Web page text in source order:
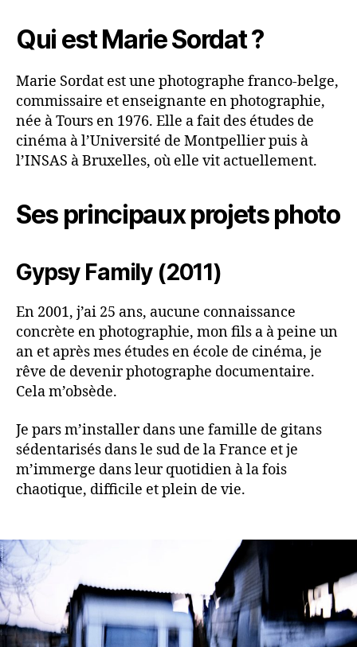
Qui est Marie Sordat ?
Marie Sordat est une photographe franco-belge,
commissaire et enseignante en photographie,
née à Tours en 1976. Elle a fait des études de
cinéma à l’Université de Montpellier puis à
l’INSAS à Bruxelles, où elle vit actuellement.
Ses principaux projets photo
Gypsy Family (2011)
En 2001, j’ai 25 ans, aucune connaissance
concrète en photographie, mon fils a à peine un
an et après mes études en école de cinéma, je
rêve de devenir photographe documentaire.
Cela m’obsède.
Je pars m’installer dans une famille de gitans
sédentarisés dans le sud de la France et je
m’immerge dans leur quotidien à la fois
chaotique, difficile et plein de vie.